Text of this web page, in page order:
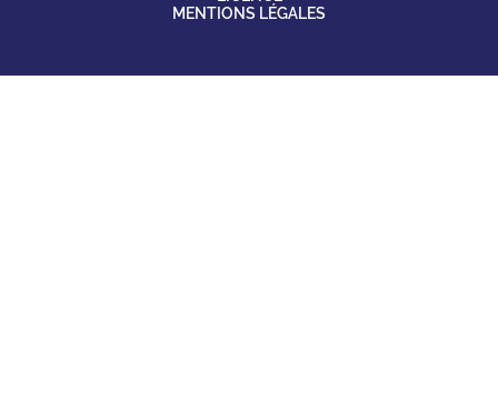
MENTIONS LÉGALES